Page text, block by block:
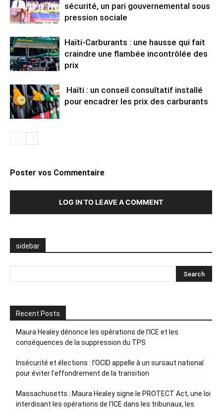
sécurité, un pari gouvernemental sous
pression sociale
Haïti-Carburants : une hausse qui fait
craindre une flambée incontrôlée des
prix
Haïti : un conseil consultatif installé
pour encadrer les prix des carburants
Poster vos Commentaire
LOG IN TO LEAVE A COMMENT
sidebar
Recent Posts
Maura Healey dénonce les opérations de l’ICE et les
conséquences de la suppression du TPS
Insécurité et élections : l’OCID appelle à un sursaut national
pour éviter l’effondrement de la transition
Massachusetts : Maura Healey signe le PROTECT Act, une loi
interdisant les opérations de l’ICE dans les tribunaux, les